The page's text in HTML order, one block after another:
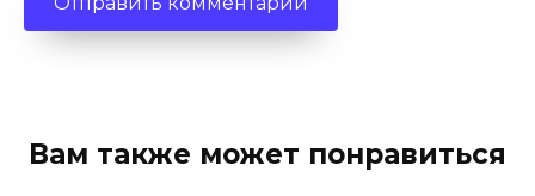
Вам также может понравиться